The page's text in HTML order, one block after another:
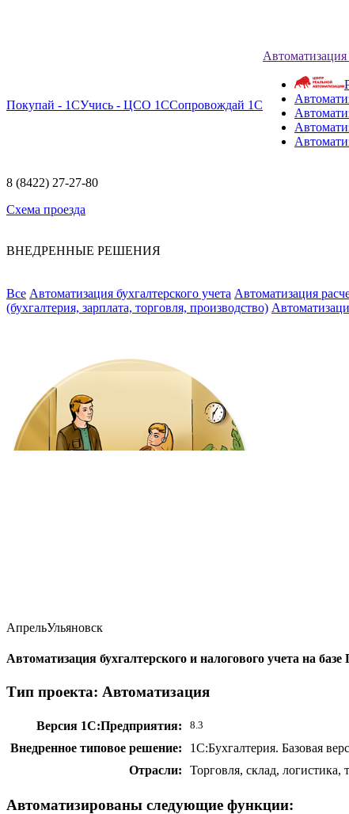
Покупай - 1СУчись - ЦСО 1ССопровождай 1С
Автоматизация
8 (8422) 27-27-80
Схема проезда
ВНЕДРЕННЫЕ РЕШЕНИЯ
Все Автоматизация бухгалтерского учета Автоматизация
(бухгалтерия, зарплата, торговля, производство)
АпрельУльяновск
Автоматизация бухгалтерского и налогового учета на
Тип проекта: Автоматизация
Версия 1С:Предприятия: 8.3
Внедренное типовое решение:
1С:Бухгалтерия. Базовая
Отрасли:
Торговля, склад, логистика,
Автоматизированы следующие функции: